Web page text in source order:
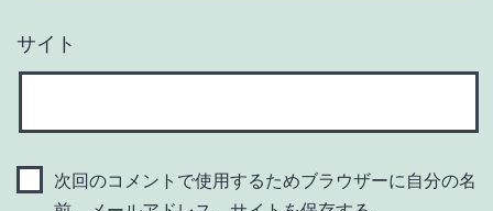
サイト
次回のコメントで使用するためブラウザーに自分の名